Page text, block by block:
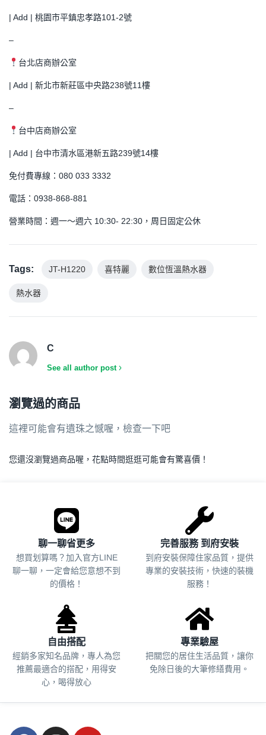
| Add | 桃園市平鎮忠孝路101-2號
–
台北店商辦公室
| Add | 新北市新莊區中央路238號11樓
–
台中店商辦公室
| Add | 台中市清水區港新五路239號14樓
免付費專線：080 033 3332
電話：0938-868-881
營業時間：週一～週六 10:30- 22:30，周日固定公休
Tags: JT-H1220 喜特麗 數位恆溫熱水器
熱水器
C
See all author post
瀏覽過的商品
這裡可能會有遺珠之憾喔，檢查一下吧
您還沒瀏覽過商品喔，花點時間逛逛可能會有驚喜價！
聊一聊省更多
想買划算嗎？加入官方LINE
聊一聊，一定會給您意想不到
的價格！
完善服務 到府安裝
到府安裝保障住家品質，提供
專業的安裝技術，快速的裝機
服務！
自由搭配
經銷多家知名品牌，專人為您
推薦最適合的搭配，用得安
心，喝得放心
專業驗屋
把關您的居住生活品質， 讓你
免除日後的大筆修繕費用。